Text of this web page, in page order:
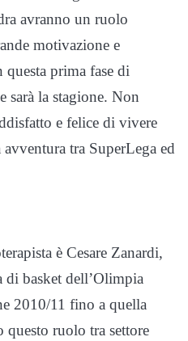
avranno un ruolo
motivazione e
prima fase di
sarà la stagione. Non
e felice di vivere
tra SuperLega ed
è Cesare Zanardi,
di basket dell’Olimpia
2010/11 fino a quella
questo ruolo tra settore